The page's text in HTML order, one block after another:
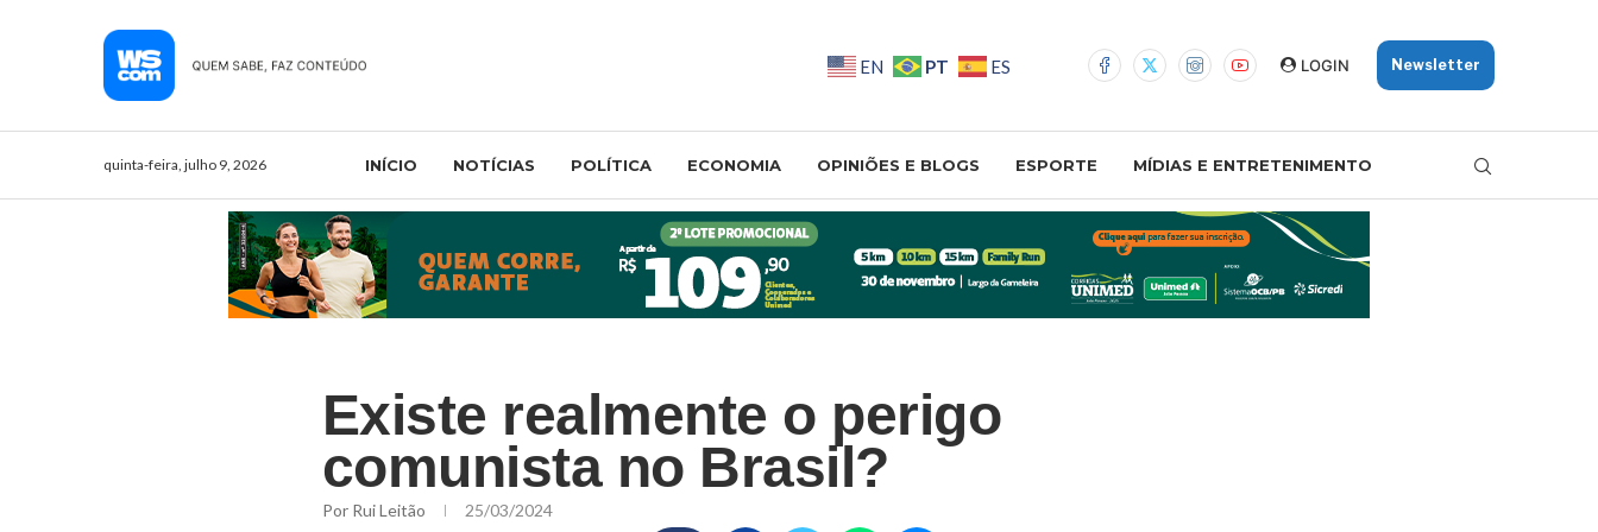
EN PT ES LOGIN Newsletter
quinta-feira, julho 9, 2026 INÍCIO NOTÍCIAS POLÍTICA ECONOMIA OPINIÕES E BLOGS ESPORTE MÍDIAS E ENTRETENIMENTO
Existe realmente o perigo
comunista no Brasil?
Por Rui Leitão 25/03/2024